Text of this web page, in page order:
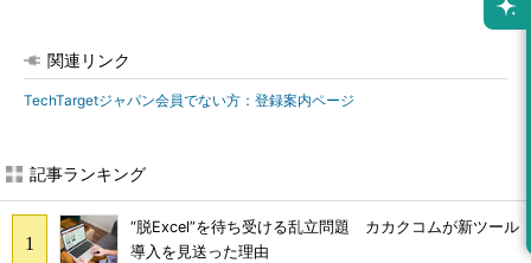
関連リンク
TechTargetジャパン会員でない方：登録案内ページ
記事ランキング
“脱Excel”を待ち受ける乱立問題 カカクコムが新ツール
導入を見送った理由